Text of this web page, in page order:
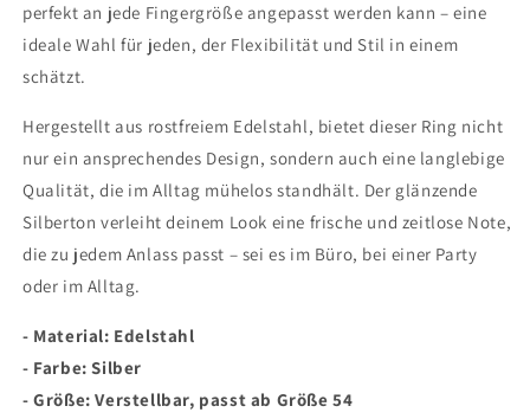
Zickzack-
Design,
verstellbar
Zickzack-
Design,
perfekt an jede Fingergröße angepasst werden kann – eine
ideale Wahl für jeden, der Flexibilität und Stil in einem
schätzt.
Hergestellt aus rostfreiem Edelstahl, bietet dieser Ring nicht
nur ein ansprechendes Design, sondern auch eine langlebige
Qualität, die im Alltag mühelos standhält. Der glänzende
Silberton verleiht deinem Look eine frische und zeitlose Note,
die zu jedem Anlass passt – sei es im Büro, bei einer Party
oder im Alltag.
- Material: Edelstahl
- Farbe: Silber
- Größe: Verstellbar, passt ab Größe 54